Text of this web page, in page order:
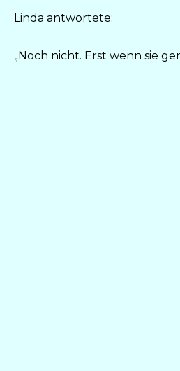
Linda antwortete:
„Noch nicht. Erst wenn sie